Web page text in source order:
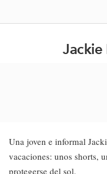
Jackie
Una joven e informal
vacaciones: unos shorts,
protegerse del sol.